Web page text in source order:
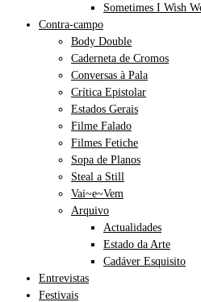
Sometimes I Wish
Contra-campo
Body Double
Caderneta de Cromos
Conversas à Pala
Crítica Epistolar
Estados Gerais
Filme Falado
Filmes Fetiche
Sopa de Planos
Steal a Still
Vai~e~Vem
Arquivo
Actualidades
Estado da Arte
Cadáver Esquisito
Entrevistas
Festivais